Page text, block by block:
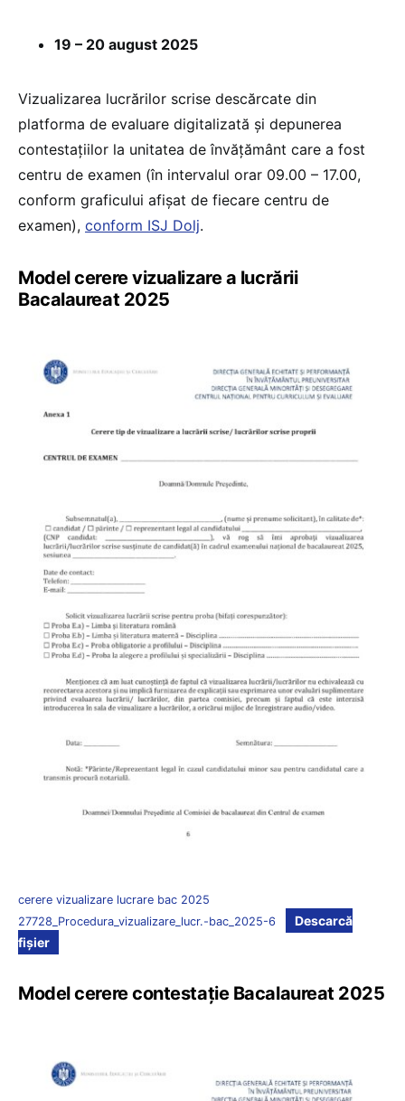
19 – 20 august 2025
Vizualizarea lucrărilor scrise descărcate din
platforma de evaluare digitalizată și depunerea
contestațiilor la unitatea de învățământ care a fost
centru de examen (în intervalul orar 09.00 – 17.00,
conform graficului afișat de fiecare centru de
examen), conform ISJ Dolj.
Model cerere vizualizare a lucrării
Bacalaureat 2025
cerere vizualizare lucrare bac 2025
27728_Procedura_vizualizare_lucr.-bac_2025-6
Descarcă
fișier
Model cerere contestație Bacalaureat 2025